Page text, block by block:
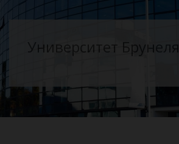
Университет Брунеля